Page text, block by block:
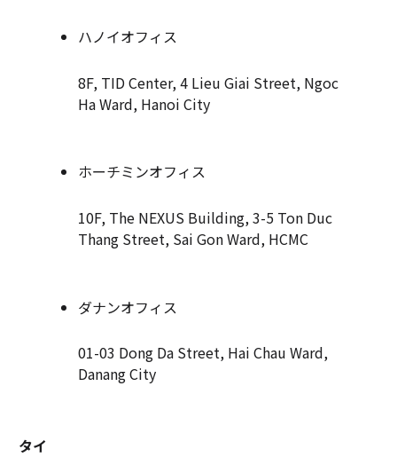
ハノイオフィス
8F, TID Center, 4 Lieu Giai Street, Ngoc
Ha Ward, Hanoi City
ホーチミンオフィス
10F, The NEXUS Building, 3-5 Ton Duc
Thang Street, Sai Gon Ward, HCMC
ダナンオフィス
01-03 Dong Da Street, Hai Chau Ward,
Danang City
タイ